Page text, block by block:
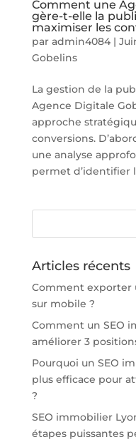
Comment une
gère-t-elle la
maximiser les
par admin4084|
Gobelins
La gestion de la
Agence Digitale
approche
conversions.
une analyse
permet d’identifier
Articles récents
Comment exporter
sur mobile ?
Comment un SEO
améliorer 3
Pourquoi un SEO
plus efficace pour
?
SEO immobilier
étapes puissantes